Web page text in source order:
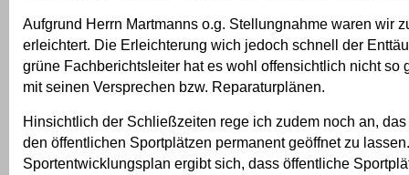
Aufgrund Herrn Martmanns o.g. Stellungnahme waren wir
erleichtert. Die Erleichterung wich jedoch schnell der
grüne Fachberichtsleiter hat es wohl offensichtlich nicht so
mit seinen Versprechen bzw. Reparaturplänen.
Hinsichtlich der Schließzeiten rege ich zudem noch an, das
den öffentlichen Sportplätzen permanent geöffnet zu
Sportentwicklungsplan ergibt sich, dass öffentliche